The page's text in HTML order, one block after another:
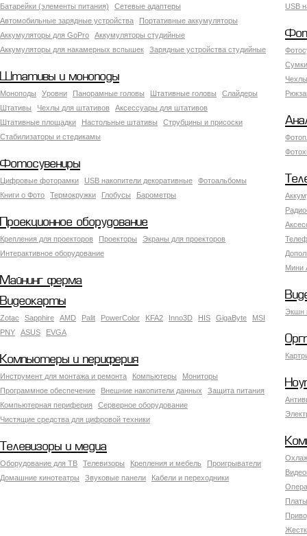
Батарейки (элементы питания)
Сетевые адаптеры
Автомобильные зарядные устройства
Портативные аккумуляторы
Аккумуляторы для GoPro
Аккумуляторы студийные
Аккумуляторы для накамерных вспышек
Зарядные устройства студийные
USB
Штативы и моноподы
Моноподы Уровни Панорамные головы Штативные головы
Слайдеры
Штативы
Чехлы для штативов
Аксессуары для штативов
Штативные площадки
Настольные штативы
Струбцины и присоски
Стабилизаторы и стедикамы
Фотосувениры
Цифровые фоторамки USB накопители декоративные
Фотоальбомы
Книги о Фото
Термокружки Глобусы Барометры
Мини
Проекционное оборудование
Крепления для проекторов Проекторы
Экраны для проекторов
Интерактивное оборудование
Майнинг ферма
Экшн
Видеокарты
Zotac Sapphire AMD Palit PowerColor KFA2 Inno3D HIS GigaByte
MSI
PNY
ASUS EVGA
Компьютеры и периферия
Инструмент для монтажа и ремонта Компьютеры
Мониторы
Программное обеспечение
Внешние накопители данных
Защита питания
Компьютерная периферия
Серверное оборудование
Чистящие средства для цифровой техники
Телевизоры и медиа
Оборудование для ТВ Телевизоры Крепления и мебель
Проигрыватели
Домашние кинотеатры
Звуковые панели Кабели и переходники